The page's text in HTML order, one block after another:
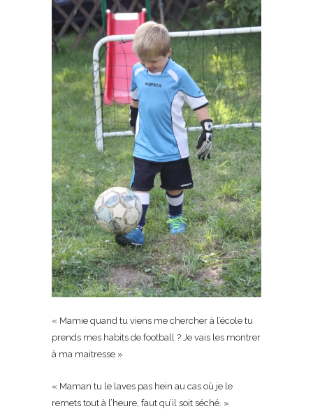
« Mamie quand tu viens me chercher à l’école tu
prends mes habits de football ? Je vais les montrer
à ma maitresse »
« Maman tu le laves pas hein au cas où je le
remets tout à l’heure, faut qu’il soit séché. »